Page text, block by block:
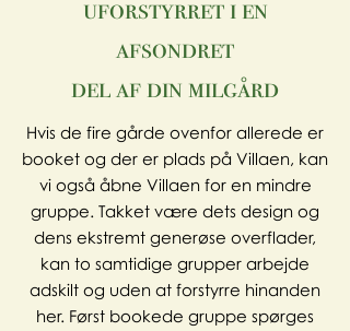
uforstyrret i en
afsondret
del af din milgård
Hvis de fire gårde ovenfor allerede er
booket og der er plads på Villaen, kan
vi også åbne Villaen for en mindre
gruppe. Takket være dets design og
dens ekstremt generøse overflader,
kan to samtidige grupper arbejde
adskilt og uden at forstyrre hinanden
her. Først bookede gruppe spørges